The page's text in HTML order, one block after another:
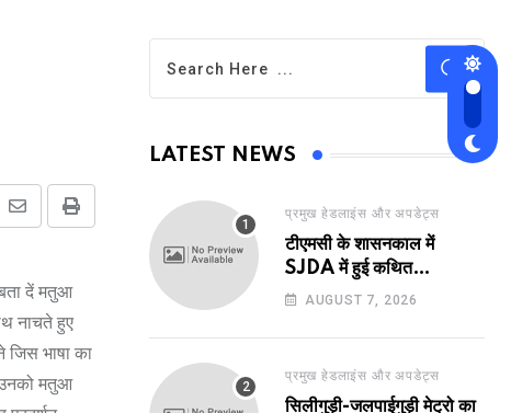
Print
Share
Email
दें मतुआ
नाचते हुए
जिस भाषा का
उनको मतुआ
LATEST NEWS
प्रमुख हेडलाइंस और अपडेट्स
टीएमसी के शासनकाल में
SJDA में हुई कथित
अनियमितता व भ्रष्टाचार की
नए अवतार में लौटा SJDA!
AUGUST 7, 2026
प्रमुख हेडलाइंस और अपडेट्स
सिलीगुड़ी-जलपाईगुड़ी मेट्रो का